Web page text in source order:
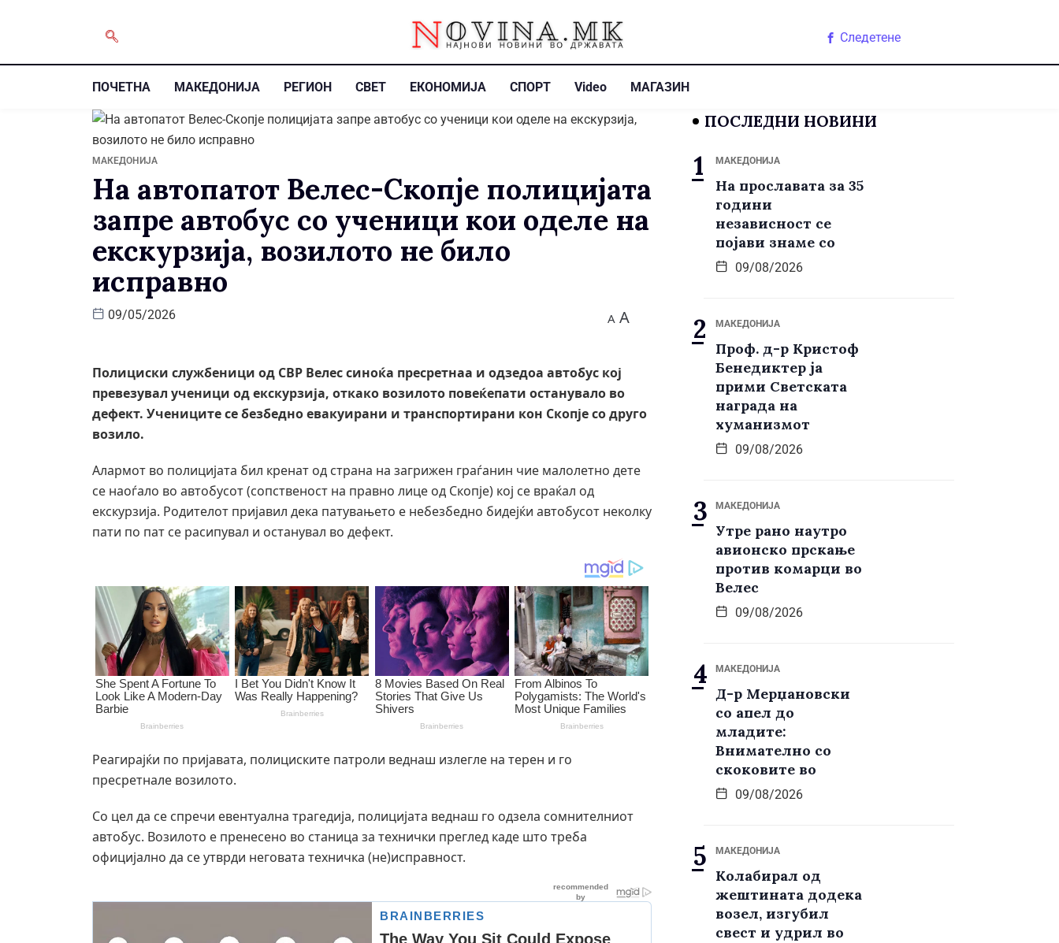
Следетене
ПОЧЕТНА МАКЕДОНИЈА РЕГИОН СВЕТ ЕКОНОМИЈА СПОРТ Video МАГАЗИН
МАКЕДОНИЈА
На автопатот Велес-Скопје полицијата
запре автобус со ученици кои оделе на
екскурзија, возилото не било
исправно
09/05/2026 A A
Полициски службеници од СВР Велес синоќа пресретнаа и одзедоа автобус кој
превезувал ученици од екскурзија, откако возилото повеќепати останувало во
дефект. Учениците се безбедно евакуирани и транспортирани кон Скопје со друго
возило.
Алармот во полицијата бил кренат од страна на загрижен граѓанин чие малолетно дете
се наоѓало во автобусот (сопственост на правно лице од Скопје) кој се враќал од
екскурзија. Родителот пријавил дека патувањето е небезбедно бидејќи автобусот неколку
пати по пат се расипувал и останувал во дефект.
Реагирајќи по пријавата, полициските патроли веднаш излегле на терен и го
пресретнале возилото.
Со цел да се спречи евентуална трагедија, полицијата веднаш го одзела сомнителниот
автобус. Возилото е пренесено во станица за технички преглед каде што треба
официјално да се утврди неговата техничка (не)исправност.
ПОСЛЕДНИ НОВИНИ
МАКЕДОНИЈА
На прославата за 35
години
независност се
појави знаме со
09/08/2026
МАКЕДОНИЈА
Проф. д-р Кристоф
Бенедиктер ја
прими Светската
награда на
хуманизмот
09/08/2026
МАКЕДОНИЈА
Утре рано наутро
авионско прскање
против комарци во
Велес
09/08/2026
МАКЕДОНИЈА
Д-р Мерџановски
со апел до
младите:
Внимателно со
скоковите во
09/08/2026
МАКЕДОНИЈА
Колабирал од
жештината додека
возел, изгубил
свест и удрил во